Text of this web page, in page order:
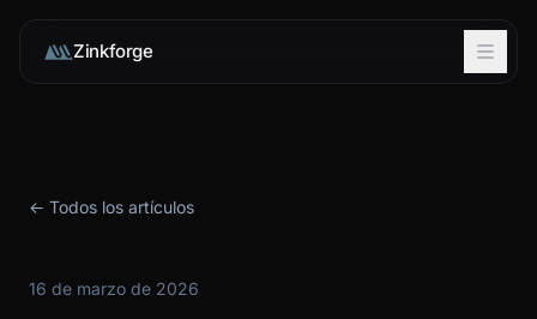
Zinkforge
← Todos los artículos
16 de marzo de 2026